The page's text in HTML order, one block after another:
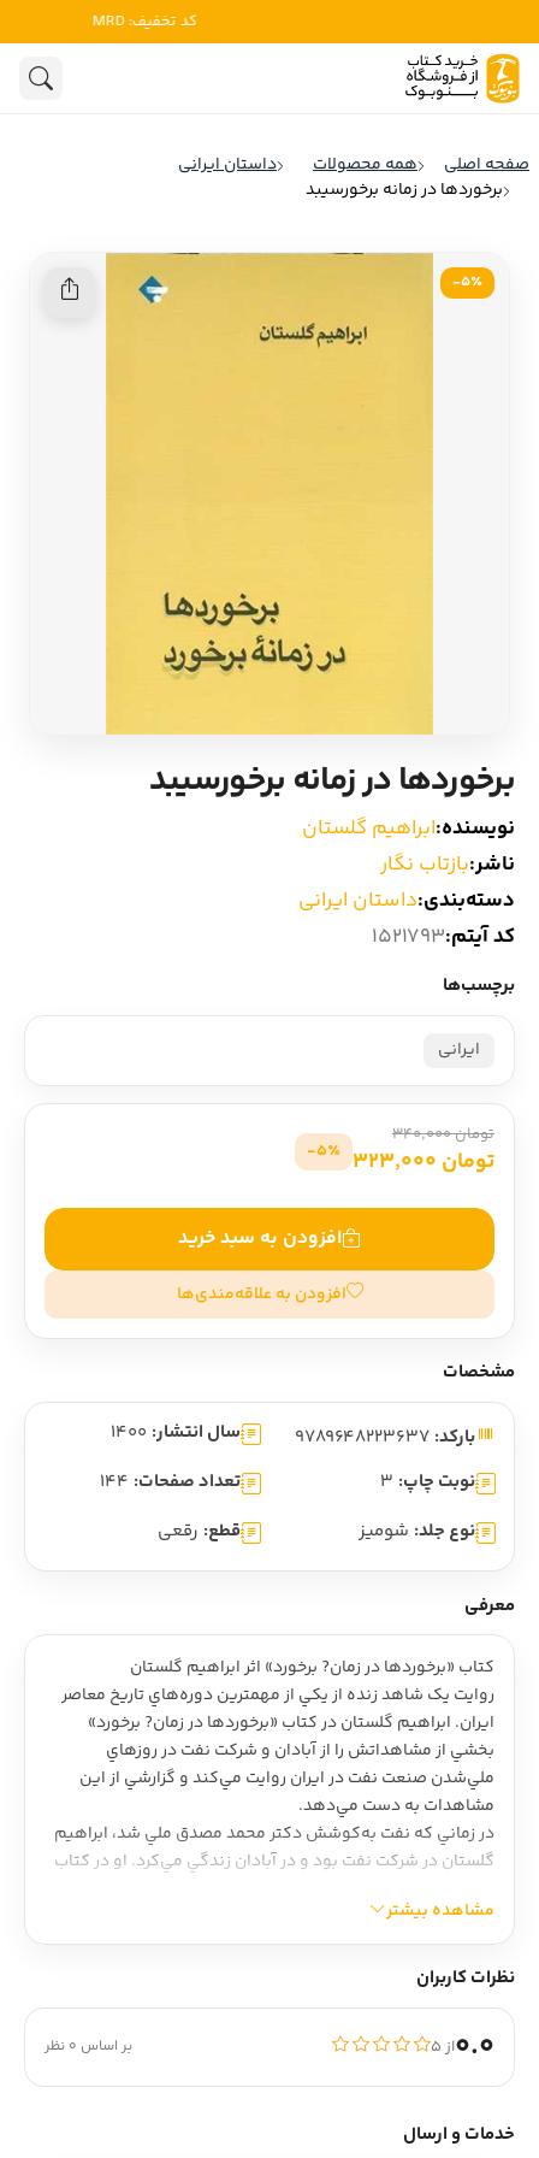
ادبیات
روانشناسی
تاریخ و سیاست
داستان کوتاه
ادبیات
صفحه اصلی همه محصولات
داستان ایرانی
برخوردها در زمانه برخورسیبد
5٪-
برخوردها در زمانه برخورسیبد
نویسنده:ابراهیم گلستان
ناشر:بازتاب نگار
دسته‌بندی:داستان ایرانی
کد آیتم:1521793
برچسب‌ها
ایرانی
تومان 340,000
تومان 323,000 5٪-
افزودن به سبد خرید
افزودن به علاقه‌مندی‌ها
مشخصات
بارکد: سال انتشار: 1400
نوبت چاپ: 3 تعداد صفحات: 144
نوع جلد: شومیز قطع: رقعی
معرفی
کتاب «برخوردها در زمان? برخورد» اثر ابراهيم گلستان
روايت يک شاهد زنده از يکي از مهمترين دوره‌هاي تاريخ معاصر
ايران. ابراهيم گلستان در کتاب «برخوردها در زمان? برخورد»
بخشي از مشاهداتش را از آبادان و شرکت نفت در روزهاي
ملي‌شدن صنعت نفت در ايران روايت مي‌کند و گزارشي از اين
مشاهدات به دست مي‌دهد.
در زماني که نفت به‌کوشش دکتر محمد مصدق ملي شد، ابراهيم
گلستان در شرکت نفت بود و در آبادان زندگي مي‌کرد. او در کتاب
از ملي‌شدن نفت، به‌عنوان اعضاي هيأت خلع يد، به آبادان آمده
بوده‌اند روايت مي‌کند و از مواجهه‌اش با مهندس مهدي بازرگان،
که آن زمان رئيس هيأت خلع يد بوده است، مي‌نويسد.
ثبت مشاهدات و روايت‌اش از رويدادهاي واقعي به کار بسته و به
همين دليل کتاب «برخوردها در زمان? برخورد» به‌لحاظ ادبي نيز
در کتاب «برخوردها در زمان? برخورد» همان گلستان آشنا را
مشاهده بیشتر
نظرات کاربران
0.0از ۵ بر اساس 0 نظر
خدمات و ارسال